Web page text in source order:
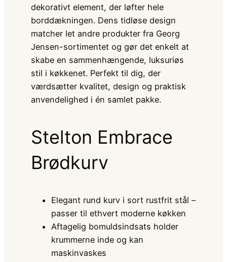
dekorativt element, der løfter hele
borddækningen. Dens tidløse design
matcher let andre produkter fra Georg
Jensen-sortimentet og gør det enkelt at
skabe en sammenhængende, luksuriøs
stil i køkkenet. Perfekt til dig, der
værdsætter kvalitet, design og praktisk
anvendelighed i én samlet pakke.
Stelton Embrace
Brødkurv
Elegant rund kurv i sort rustfrit stål –
passer til ethvert moderne køkken
Aftagelig bomuldsindsats holder
krummerne inde og kan
maskinvaskes